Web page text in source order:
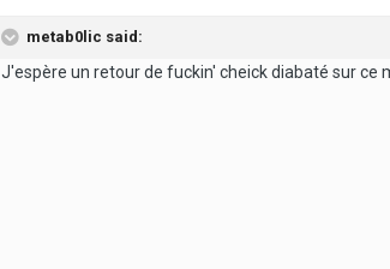
metab0lic said:
J'espère un retour de fuckin' cheick diabaté sur ce